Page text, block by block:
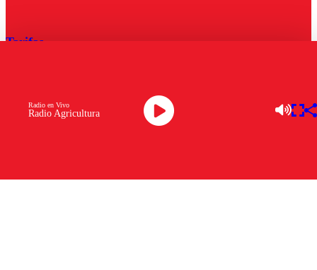
Radio Agricultura
Radio en Vivo
Tarifas
Descarga la APP